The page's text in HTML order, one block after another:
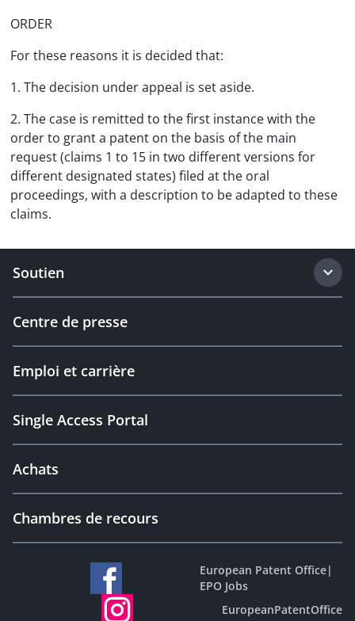
ORDER
For these reasons it is decided that:
1. The decision under appeal is set aside.
2. The case is remitted to the first instance with the
order to grant a patent on the basis of the main
request (claims 1 to 15 in two different versions for
different designated states) filed at the oral
proceedings, with a description to be adapted to these
claims.
Soutien
Centre de presse
Emploi et carrière
Single Access Portal
Achats
Chambres de recours
European Patent Office|
EPO Jobs
EuropeanPatentOffice